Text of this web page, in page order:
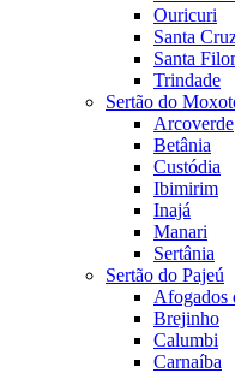
Ouricuri
Santa
Santa
Trindade
Sertão do
Arcoverde
Betânia
Custódia
Ibimirim
Inajá
Manari
Sertânia
Sertão do Pajeú
Afogados
Brejinho
Calumbi
Carnaíba